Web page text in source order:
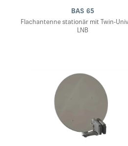
BAS 65
Flachantenne stationär mit Twin-
LNB